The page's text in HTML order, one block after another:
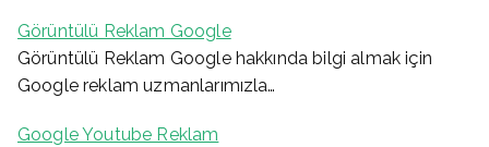
Görüntülü Reklam Google
Görüntülü Reklam Google hakkında bilgi almak için
Google reklam uzmanlarımızla…
Google Youtube Reklam